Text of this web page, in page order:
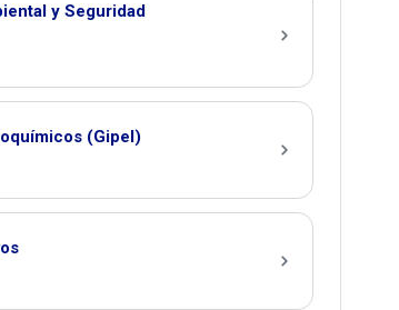
y Seguridad
(Gipel)